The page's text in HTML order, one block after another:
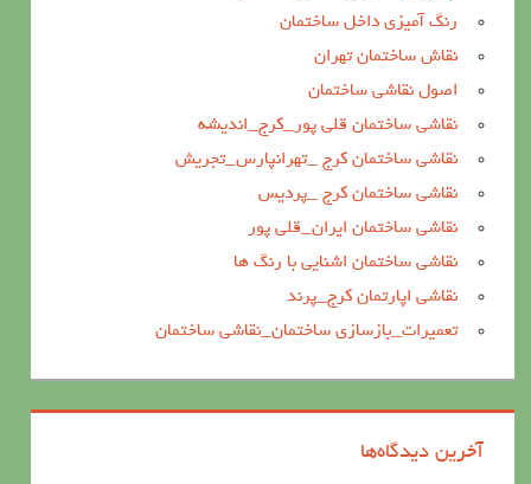
رنگ آمیزی داخل ساختمان
نقاش ساختمان تهران
اصول نقاشی ساختمان
نقاشی ساختمان قلی پور_کرج_اندیشه
نقاشی ساختمان کرج _تهرانپارس_تجریش
نقاشی ساختمان کرج _پردیس
نقاشی ساختمان ایران_قلی پور
نقاشی ساختمان اشنایی با رنگ ها
نقاشی اپارتمان کرج_پرند
تعمیرات_بازسازی ساختمان_نقاشی ساختمان
آخرین دیدگاه‌ها